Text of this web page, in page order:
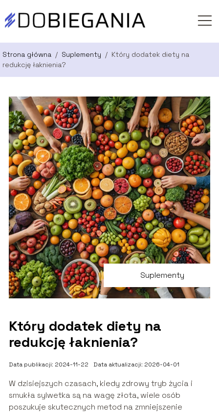
Strona główna / Suplementy / Który dodatek diety na
redukcję łaknienia?
Suplementy
Który dodatek diety na
redukcję łaknienia?
Data publikacji: 2024-11-22 Data aktualizacji: 2026-04-01
W dzisiejszych czasach, kiedy zdrowy tryb życia i
smukła sylwetka są na wagę złota, wiele osób
poszukuje skutecznych metod na zmniejszenie